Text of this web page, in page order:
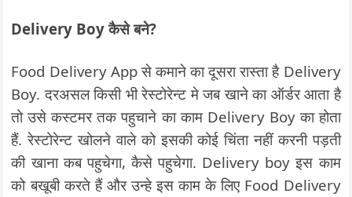
Delivery Boy कैसे बने?
Food Delivery App से कमाने का दूसरा रास्ता है Delivery
Boy. दरअसल किसी भी रेस्टोरेन्ट मे जब खाने का ऑर्डर आता है
तो उसे कस्टमर तक पहुचाने का काम Delivery Boy का होता
हैं. रेस्टोरेन्ट खोलने वाले को इसकी कोई चिंता नहीं करनी पड़ती
की खाना कब पहुचेगा, कैसे पहुचेगा. Delivery boy इस काम
को बखूबी करते हैं और उन्हे इस काम के लिए Food Delivery